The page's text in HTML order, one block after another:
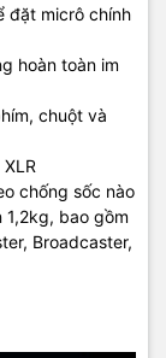
đặt micrô chính
hoàn toàn im
chuột và
chống sốc nào
bao gồm
Broadcaster,